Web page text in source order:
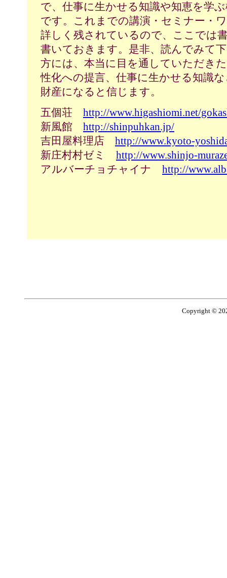
で、仕事に生かせる知識や知恵を学
です。これまでの講演・セミナー・
詳しく残されているので、ここでは
書いておきます。是非、読んでみて
方には、本当に目を通していただき
性化への提言、仕事に生かせる知識
財産になると信じます。
五個荘 http://www.higashiomi.net/
新風館 http://shinpuhkan.jp/
吉田屋料理店 http://www.kyoto-
新庄村村ゼミ http://www.shinjo-
アルバーチョチャイナ http://
Copyright ©